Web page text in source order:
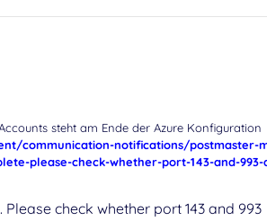
steht am Ende der Azure Konfiguration
communication-notifications/postmaster-
please-check-whether-port-143-and-993-
check whether port 143 and 993